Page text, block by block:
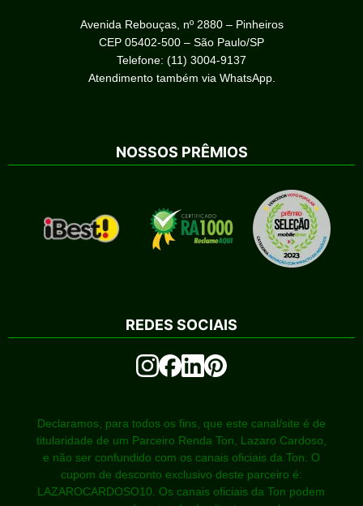
Avenida Rebouças, nº 2880 – Pinheiros
CEP 05402-500 – São Paulo/SP
Telefone: (11) 3004-9137
Atendimento também via WhatsApp.
NOSSOS PRÊMIOS
REDES SOCIAIS
Declaramos, para todos os fins, que este canal/site é de
titularidade de um Parceiro Renda Ton, Lazaro Cardoso,
e não ser confundido com os canais oficiais da Ton. O
cupom de desconto exclusivo deste parceiro é:
LAZAROCARDOSO10. Os canais oficiais da Ton podem